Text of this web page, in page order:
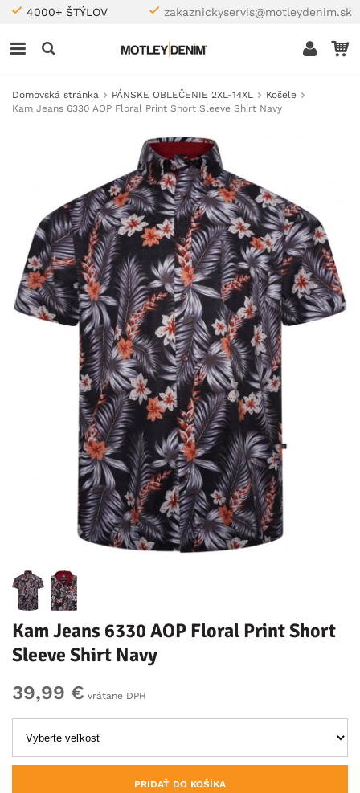
4000+ ŠTÝLOV zakaznickyservis@motleydenim.sk
Domovská stránka PÁNSKE OBLEČENIE 2XL-14XL
Košele
Kam Jeans 6330 AOP Floral Print Short Sleeve Shirt Navy
Kam Jeans 6330 AOP Floral Print Short
Sleeve Shirt Navy
39,99 € vrátane DPH
PRIDAŤ DO KOŠÍKA